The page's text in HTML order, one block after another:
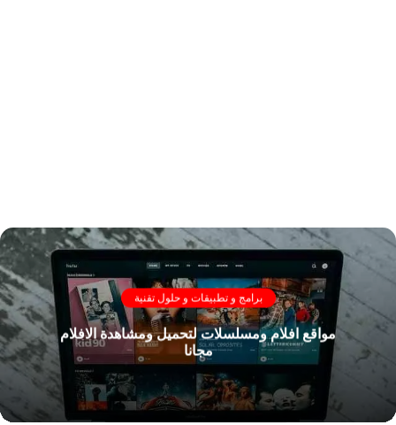
برامج و تطبيقات و حلول تقنية
مواقع افلام ومسلسلات لتحميل ومشاهدة الافلام
مجانا